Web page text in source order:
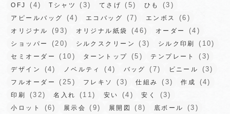
OFJ (4) Tシャツ (3) てさげ (5) ひも (3)
アピールバッグ (4) エコバッグ (7) エンボス (6)
オリジナル (93) オリジナル紙袋 (46) オーダー (4)
ショッパー (20) シルクスクリーン (3) シルク印刷 (10)
セミオーダー (10) ターントップ (5) テンプレート (3)
デザイン (4) ノベルティ (4) バッグ (7) ビニール (3)
フルオーダー (25) フレキソ (3) 仕組み (3) 作成 (4)
印刷 (32) 名入れ (11) 安い (4) 安く (3)
小ロット (6) 展示会 (9) 展開図 (8) 底ボール (3)